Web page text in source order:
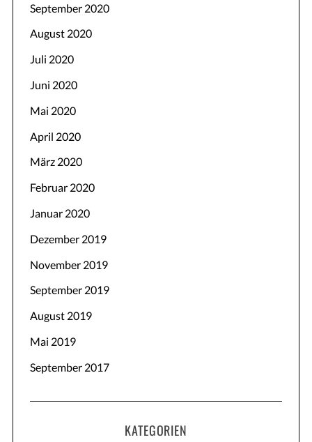
September 2020
August 2020
Juli 2020
Juni 2020
Mai 2020
April 2020
März 2020
Februar 2020
Januar 2020
Dezember 2019
November 2019
September 2019
August 2019
Mai 2019
September 2017
KATEGORIEN